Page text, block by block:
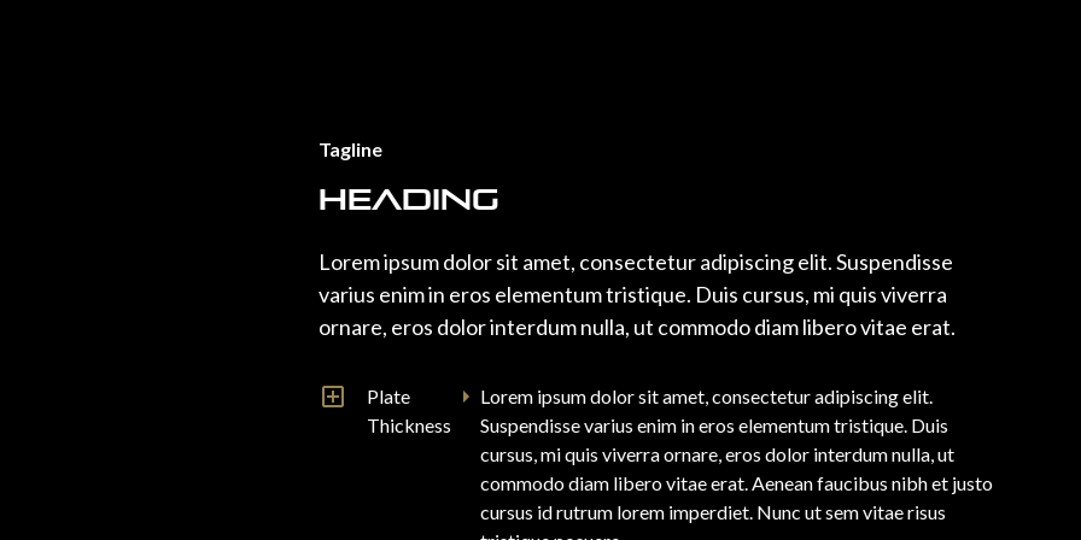
Tagline
Heading
Lorem ipsum dolor sit amet, consectetur adipiscing elit. Suspendisse
varius enim in eros elementum tristique. Duis cursus, mi quis viverra
ornare, eros dolor interdum nulla, ut commodo diam libero vitae erat.
Plate
Thickness
Lorem ipsum dolor sit amet, consectetur adipiscing elit.
Suspendisse varius enim in eros elementum tristique. Duis
cursus, mi quis viverra ornare, eros dolor interdum nulla, ut
commodo diam libero vitae erat. Aenean faucibus nibh et justo
cursus id rutrum lorem imperdiet. Nunc ut sem vitae risus